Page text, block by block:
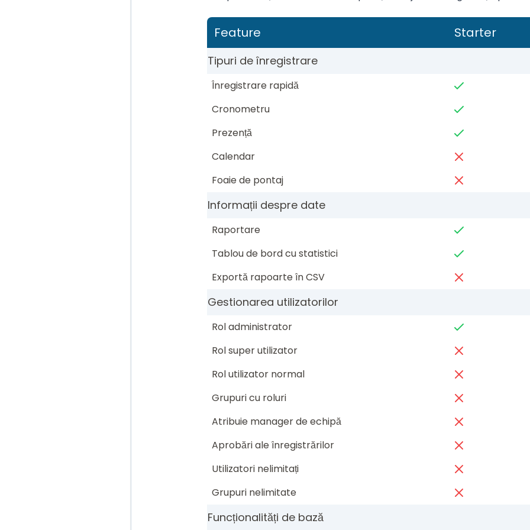
Feature Starter
Tipuri de înregistrare
Înregistrare rapidă
Cronometru
Prezență
Calendar
Foaie de pontaj
Informații despre date
Raportare
Tablou de bord cu statistici
Exportă rapoarte în CSV
Gestionarea utilizatorilor
Rol administrator
Rol super utilizator
Rol utilizator normal
Grupuri cu roluri
Atribuie manager de echipă
Aprobări ale înregistrărilor
Utilizatori nelimitați
Grupuri nelimitate
Funcționalități de bază